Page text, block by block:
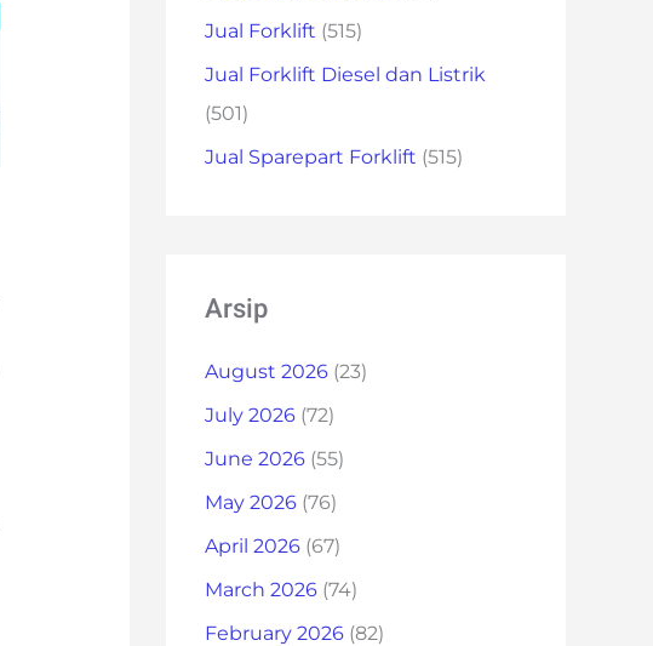
Jual Forklift (515)
Jual Forklift Diesel dan Listrik
(501)
Jual Sparepart Forklift (515)
Arsip
August 2026 (23)
July 2026 (72)
June 2026 (55)
May 2026 (76)
April 2026 (67)
March 2026 (74)
February 2026 (82)